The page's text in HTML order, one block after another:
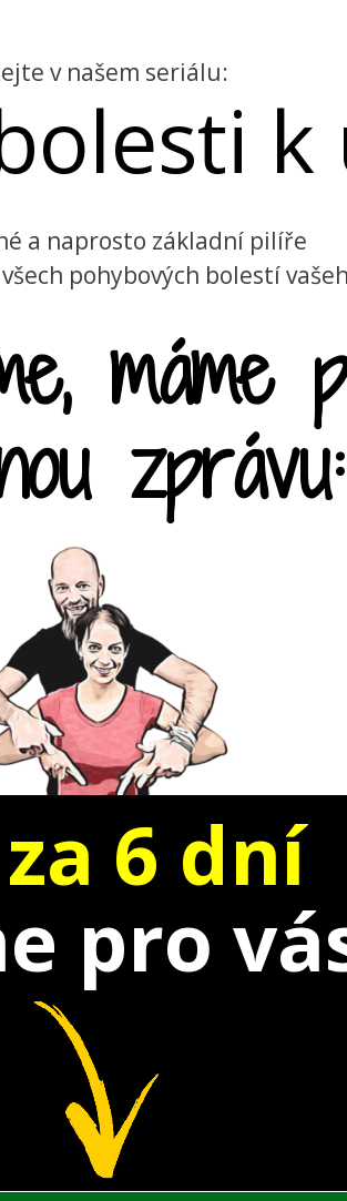
v našem seriálu:
k
a naprosto základní pilíře
pohybových bolestí
máme
zprávu:
za 6 dní
pro